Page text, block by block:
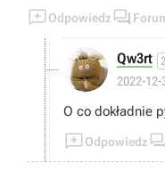
Odpowiedz 
Qw3rt
2022-
O co dokładnie
Odpowiedz